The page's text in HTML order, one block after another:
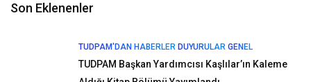
Son Eklenenler
TUDPAM'DAN HABERLER DUYURULAR GENEL
TUDPAM Başkan Yardımcısı Kaşlılar’ın Kaleme